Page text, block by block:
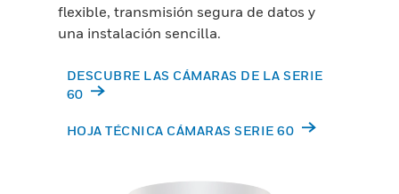
flexible, transmisión segura de datos y
una instalación sencilla.
DESCUBRE LAS CÁMARAS DE LA SERIE
60
HOJA TÉCNICA CÁMARAS SERIE 60